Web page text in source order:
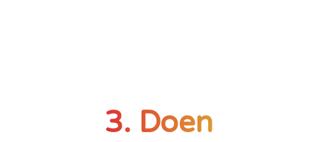
3. Doen